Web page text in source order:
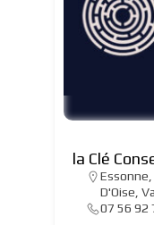
la Clé
Essonne
D'Oise
07 56 92